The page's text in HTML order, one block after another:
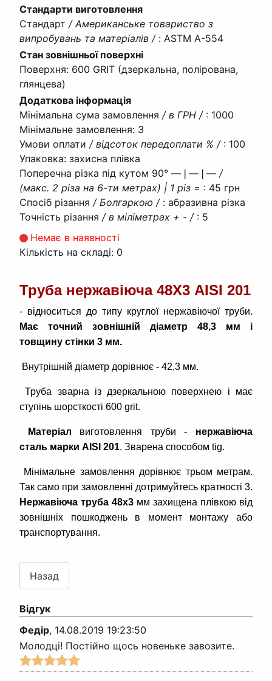
Стандарти виготовлення
Стандарт / Американське товариство з
випробувань та матеріалів / : ASTM A-554
Стан зовнішньої поверхні
Поверхня: 600 GRIT (дзеркальна, полірована,
глянцева)
Додаткова інформація
Мінімальна сума замовлення / в ГРН / : 1000
Мінімальне замовлення: 3
Умови оплати / відсоток передоплати % / : 100
Упаковка: захисна плівка
Поперечна різка під кутом 90° ―❘―❘― /
(макс. 2 різа на 6-ти метрах) | 1 різ = : 45 грн
Спосіб різання / Болгаркою / : абразивна різка
Точність різання / в міліметрах + - / : 5
Немає в наявності
Кількість на складі: 0
Труба нержавіюча 48Х3 AISI 201
- відноситься до типу круглої нержавіючої труби.
Має точний зовнішній діаметр 48,3 мм і
товщину стінки 3 мм.
Внутрішній діаметр дорівнює - 42,3 мм.
Труба зварна із дзеркальною поверхнею і має
ступінь шорсткості 600 grit.
Матеріал виготовлення труби - нержавіюча
сталь марки AISI 201. Зварена способом tig.
Мінімальне замовлення дорівнює трьом метрам.
Так само при замовленні дотримуйтесь кратності 3.
Нержавіюча труба 48х3 мм захищена плівкою від
зовнішніх пошкоджень в момент монтажу або
транспортування.
Відгук
Федір, 14.08.2019 19:23:50
Молодці! Постійно щось новеньке завозите.